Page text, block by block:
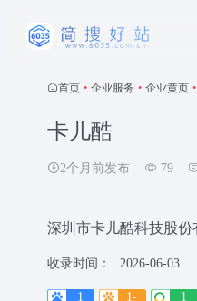
首页 • 企业服务 • 企业黄页 •
卡儿酷
2个月前发布 79
深圳市卡儿酷科技股
收录时间： 2026-06-03
1 1- 1